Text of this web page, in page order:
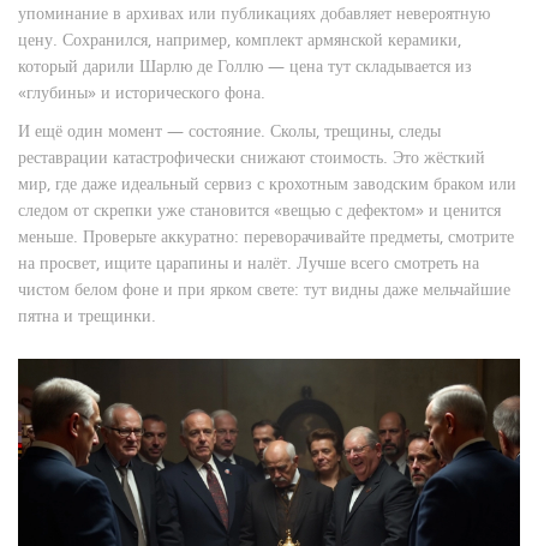
упоминание в архивах или публикациях добавляет невероятную
цену. Сохранился, например, комплект армянской керамики,
который дарили Шарлю де Голлю — цена тут складывается из
«глубины» и исторического фона.
И ещё один момент — состояние. Сколы, трещины, следы
реставрации катастрофически снижают стоимость. Это жёсткий
мир, где даже идеальный сервиз с крохотным заводским браком или
следом от скрепки уже становится «вещью с дефектом» и ценится
меньше. Проверьте аккуратно: переворачивайте предметы, смотрите
на просвет, ищите царапины и налёт. Лучше всего смотреть на
чистом белом фоне и при ярком свете: тут видны даже мельчайшие
пятна и трещинки.